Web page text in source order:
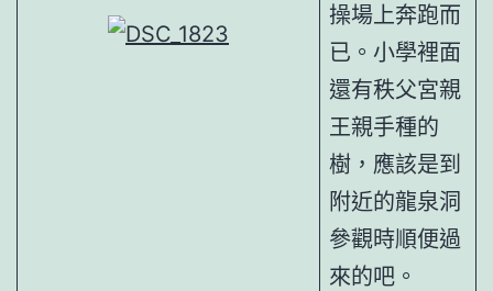
操場上奔跑而
已。小學裡面
還有秩父宮親
王親手種的
樹，應該是到
附近的龍泉洞
參觀時順便過
來的吧。